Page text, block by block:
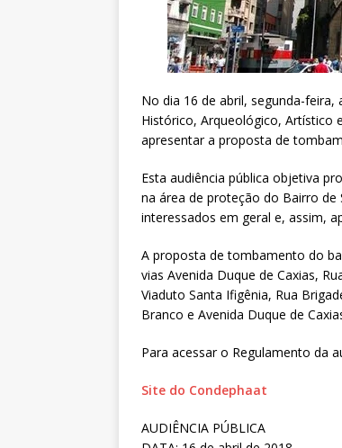
No dia 16 de abril, segunda-
Histórico, Arqueológico, Artístico
apresentar a proposta de
Esta audiência pública objetiva
na área de proteção do Bairro
interessados em geral e, assim,
A proposta de tombamento do
vias Avenida Duque de Caxias,
Viaduto Santa Ifigênia, Rua
Branco e Avenida Duque de
Para acessar o Regulamento da
Site do Condephaat
AUDIÊNCIA PÚBLICA